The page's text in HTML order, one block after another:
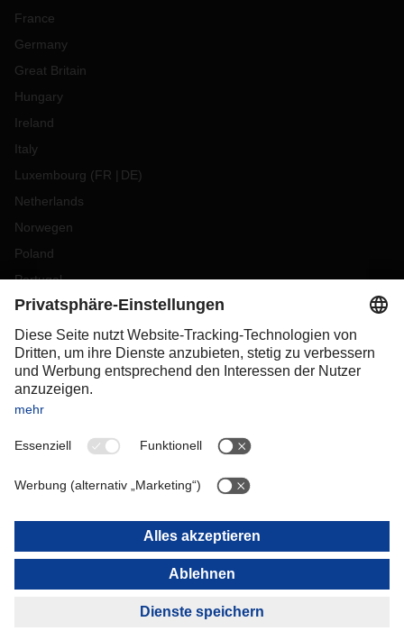
France
Germany
Great Britain
Hungary
Ireland
Italy
Luxembourg (FR DE)
Netherlands
Norwegen
Poland
Portugal
Romania
Slovakia
Spain
Sweden
Switzerland
OCEANIA